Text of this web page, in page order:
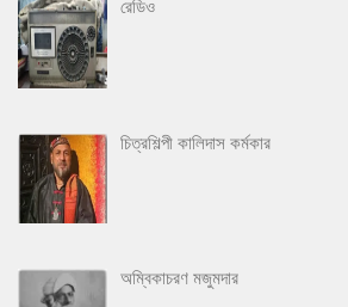
রেডিও
চিত্রশিল্পী কালিদাস কর্মকার
অম্বিকাচরণ মজুমদার